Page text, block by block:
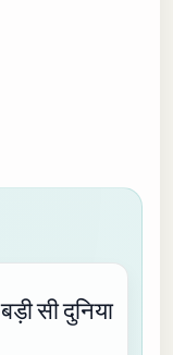
सी दुनिया